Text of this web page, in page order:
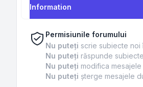
Information
Permisiunile forumului
Nu puteţi scrie subiecte noi
Nu puteţi răspunde
Nu puteţi modifica
Nu puteţi şterge mesajele